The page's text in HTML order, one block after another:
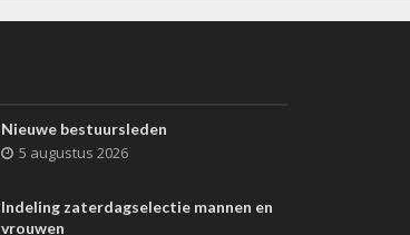
Nieuwe bestuursleden
5 augustus 2026
Indeling zaterdagselectie mannen en
vrouwen